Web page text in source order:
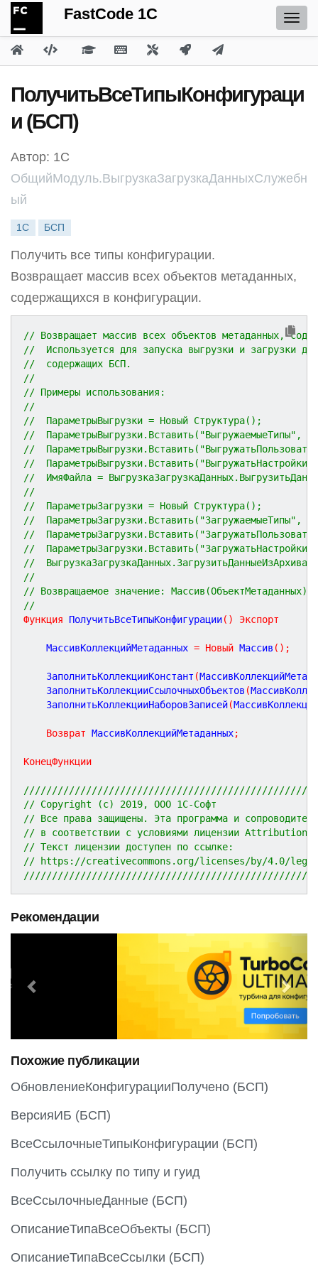
FastCode 1C
ПолучитьВсеТипыКонфигураци
и (БСП)
Автор: 1С
ОбщийМодуль.ВыгрузкаЗагрузкаДанныхСлужебн
ый
1С БСП
Получить все типы конфигурации.
Возвращает массив всех объектов метаданных,
содержащихся в конфигурации.
// Возвращает массив всех объектов метаданных,
//  Используется для запуска выгрузки и загрузки
//  содержащих БСП.
//
// Примеры использования:
//
//  ПараметрыВыгрузки = Новый Структура();
//  ПараметрыВыгрузки.Вставить("ВыгружаемыеТипы",
//
//
//  ИмяФайла =
//
//  ПараметрыЗагрузки = Новый Структура();
//  ПараметрыЗагрузки.Вставить("ЗагружаемыеТипы",
//
//
//
//
// Возвращаемое значение: Массив(ОбъектМетаданных).
//
Функция
ПолучитьВсеТипыКонфигурации( ) Экспорт
	МассивКоллекцийМетаданных
= Новый Массив ( ) ;
	ЗаполнитьКоллекцииКонстант
(
	ЗаполнитьКоллекцииСсылочныхОбъектов
(
	ЗаполнитьКоллекцииНаборовЗаписей
(
Возврат МассивКоллекцийМетаданных;
КонецФункции
// Copyright (c) 2019, ООО 1С-Софт
// Все права защищены. Эта программа и
// в соответствии с условиями лицензии
// Текст лицензии доступен по ссылке:
// https://creativecommons.org/licenses/by/4.0/
Рекомендации
e
o
u
s
e
x
t
Похожие публикации
ОбновлениеКонфигурацииПолучено (БСП)
ВерсияИБ (БСП)
ВсеСсылочныеТипыКонфигурации (БСП)
Получить ссылку по типу и гуид
ВсеСсылочныеДанные (БСП)
ОписаниеТипаВсеОбъекты (БСП)
ОписаниеТипаВсеСсылки (БСП)